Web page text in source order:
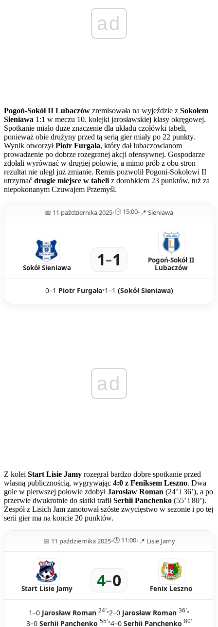
ad
Pogoń-Sokół II Lubaczów zremisowała na wyjeździe z Sokołem
Sieniawa 1:1 w meczu 10. kolejki jarosławskiej klasy okręgowej.
Spotkanie miało duże znaczenie dla układu czołówki tabeli,
ponieważ obie drużyny przed tą serią gier miały po 22 punkty.
Wynik otworzyłPiotr Furgała, który dał lubaczowianom
prowadzenie po dobrze rozegranej akcji ofensywnej. Gospodarze
zdołali wyrównać w drugiej połowie, a mimo prób z obu stron
rezultat nie uległ już zmianie. Remis pozwolił Pogoni-Sokołowi II
utrzymać drugie miejsce w tabeliz dorobkiem 23 punktów, tuż za
niepokonanym Czuwajem Przemyśl.
📅 11 października 2025•🕒 15:00•📍 Sieniawa
Sokół Sieniawa 1–1
Pogoń-Sokół II
Lubaczów
0–1 Piotr Furgała•1–1 (Sokół Sieniawa)
ad
Z kolei Start Lisie Jamy rozegrał bardzo dobre spotkanie przed
własną publicznością, wygrywając 4:0 z Feniksem Leszno. Dwa
gole w pierwszej połowie zdobyłJarosław Roman (24’ i 36’), a po
przerwie dwukrotnie do siatki trafiłSerhii Panchenko (55’ i 80’).
Zespół z Lisich Jam zanotował szóste zwycięstwo w sezonie i po tej
serii gier ma na koncie 20 punktów.
📅 11 października 2025•🕒 11:00•📍 Lisie Jamy
Start Lisie Jamy 4–0 Fenix Leszno
1–0 Jarosław Roman 24′•2–0 Jarosław Roman 36′•
3–0 Serhii Panchenko 55′•4–0 Serhii Panchenko 80′